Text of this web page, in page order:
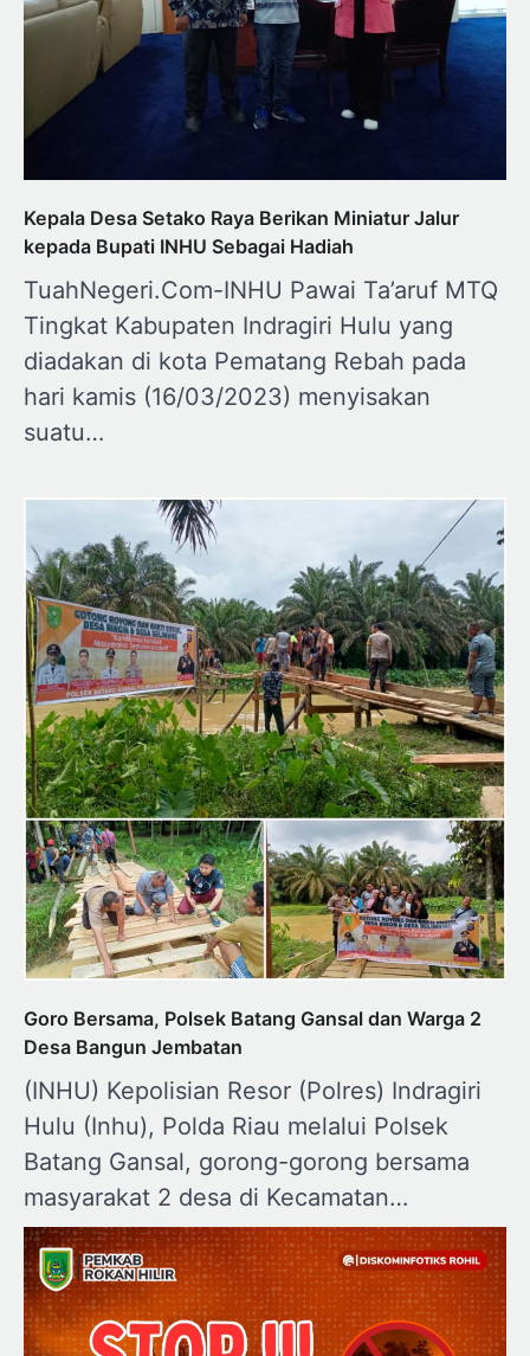
Kepala Desa Setako Raya Berikan Miniatur Jalur
kepada Bupati INHU Sebagai Hadiah
TuahNegeri.Com-INHU Pawai Ta’aruf MTQ
Tingkat Kabupaten Indragiri Hulu yang
diadakan di kota Pematang Rebah pada
hari kamis (16/03/2023) menyisakan
suatu…
Goro Bersama, Polsek Batang Gansal dan Warga 2
Desa Bangun Jembatan
(INHU) Kepolisian Resor (Polres) Indragiri
Hulu (Inhu), Polda Riau melalui Polsek
Batang Gansal, gorong-gorong bersama
masyarakat 2 desa di Kecamatan…